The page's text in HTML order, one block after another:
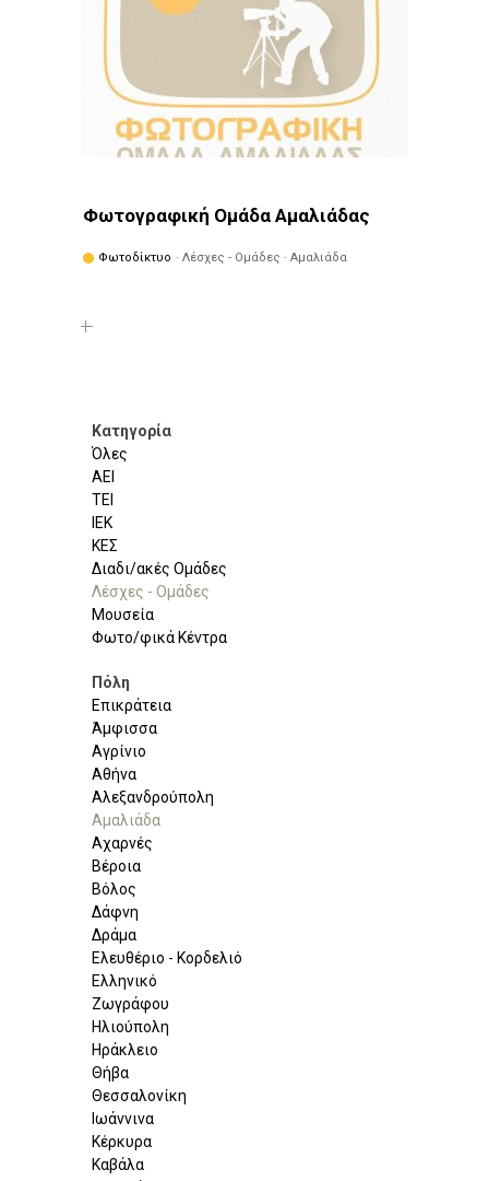
Φωτογραφική Ομάδα Αμαλιάδας
Φωτοδίκτυο · Λέσχες - Ομάδες · Αμαλιάδα
Κατηγορία
Όλες
ΑΕΙ
ΤΕΙ
ΙΕΚ
ΚΕΣ
Διαδι/ακές Ομάδες
Λέσχες - Ομάδες
Μουσεία
Φωτο/φικά Κέντρα
Πόλη
Επικράτεια
Άμφισσα
Αγρίνιο
Αθήνα
Αλεξανδρούπολη
Αμαλιάδα
Αχαρνές
Βέροια
Βόλος
Δάφνη
Δράμα
Ελευθέριο - Κορδελιό
Ελληνικό
Ζωγράφου
Ηλιούπολη
Ηράκλειο
Θήβα
Θεσσαλονίκη
Ιωάννινα
Κέρκυρα
Καβάλα